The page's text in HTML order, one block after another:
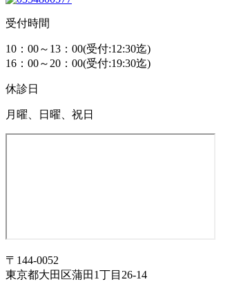
受付時間
10：00～13：00(受付:12:30迄)
16：00～20：00(受付:19:30迄)
休診日
月曜、日曜、祝日
〒144-0052
東京都大田区蒲田1丁目26-14